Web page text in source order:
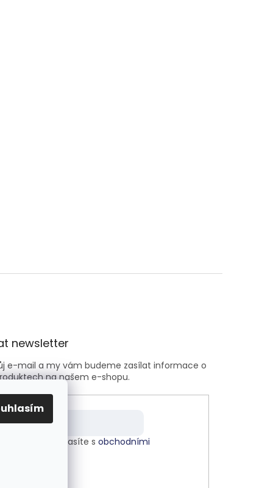
newsletter
e-mail a my vám budeme zasílat informace o
na našem e-shopu.
e-mailu souhlasíte sobchodními